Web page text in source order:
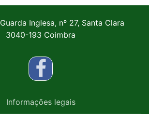
Inglesa, nº 27, Santa Clara
3040-193 Coimbra
Informações legais